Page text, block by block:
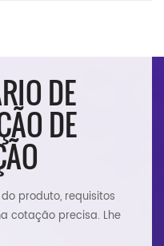
DE
DE
produto, requisitos
cotação precisa. Lhe